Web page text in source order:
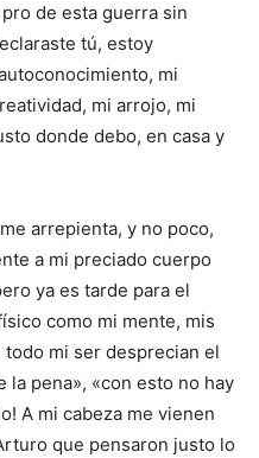
de esta guerra sin
tú, estoy
mi
mi arrojo, mi
donde debo, en casa y
arrepienta, y no poco,
a mi preciado cuerpo
ya es tarde para el
como mi mente, mis
mi ser desprecian el
la pena», «con esto no hay
A mi cabeza me vienen
que pensaron justo lo